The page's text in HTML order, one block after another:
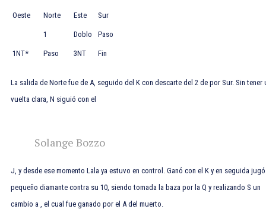
Oeste Norte Este Sur
1 Doblo Paso
1NT* Paso 3NT Fin
La salida de Norte fue de A, seguido del K con descarte del 2 de por Sur. Sin tener
vuelta clara, N siguió con el
Solange Bozzo
J, y desde ese momento Lala ya estuvo en control. Ganó con el K y en seguida jugó
pequeño diamante contra su 10, siendo tomada la baza por la Q y realizando S un
cambio a
, el cual fue ganado por el A del muerto.